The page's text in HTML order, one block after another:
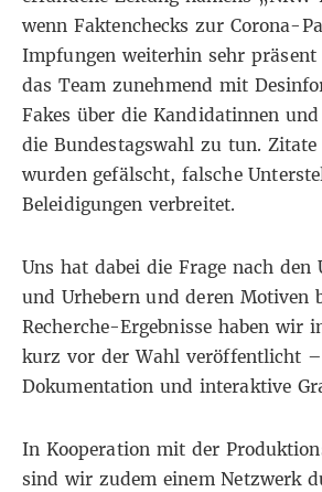
wenn Faktenchecks zur Corona-
Impfungen weiterhin sehr präsent
das Team zunehmend mit
Fakes über die Kandidatinnen
die Bundestagswahl zu tun.
wurden gefälscht, falsche
Beleidigungen verbreitet.
Uns hat dabei die Frage nach den
und Urhebern und deren Motiven
Recherche-Ergebnisse haben wir
kurz vor der Wahl veröffentlicht
Dokumentation und interaktive
In Kooperation mit der
sind wir zudem einem Netzwerk